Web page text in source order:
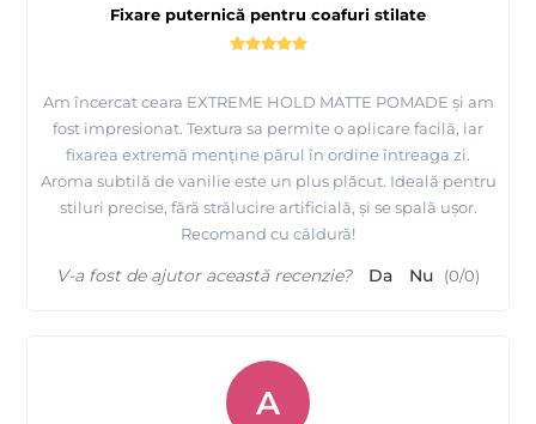
Fixare puternică pentru coafuri stilate
Am încercat ceara EXTREME HOLD MATTE POMADE și am
fost impresionat. Textura sa permite o aplicare facilă, iar
fixarea extremă menține părul în ordine întreaga zi.
Aroma subtilă de vanilie este un plus plăcut. Ideală pentru
stiluri precise, fără strălucire artificială, și se spală ușor.
Recomand cu căldură!
V-a fost de ajutor această recenzie? Da Nu (0/0)
A